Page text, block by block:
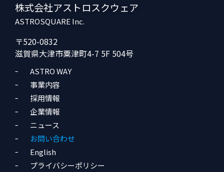
株式会社アストロスクウェア
ASTROSQUARE Inc.
〒520-0832
滋賀県大津市粟津町4-7 5F 504号
ASTRO WAY
事業内容
採用情報
企業情報
ニュース
お問い合わせ
English
プライバシーポリシー